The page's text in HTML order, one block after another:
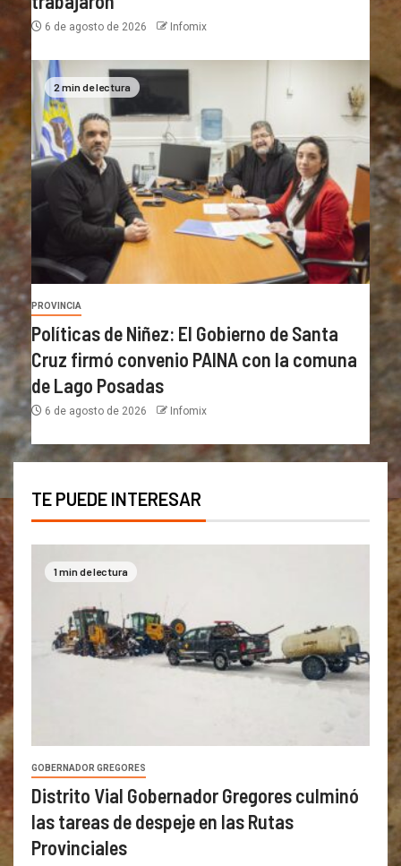
6 de agosto de 2026 Infomix
2 min de lectura
PROVINCIA
Políticas de Niñez: El Gobierno de Santa
Cruz firmó convenio PAINA con la comuna
de Lago Posadas
6 de agosto de 2026 Infomix
TE PUEDE INTERESAR
1 min de lectura
GOBERNADOR GREGORES
Distrito Vial Gobernador Gregores culminó
las tareas de despeje en las Rutas
Provinciales